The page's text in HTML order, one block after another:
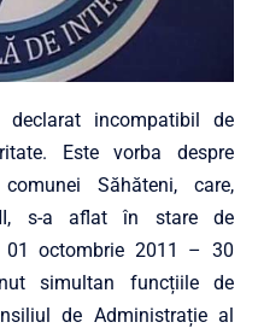
incompatibil de
Este vorba despre
Săhăteni, care,
s-a aflat în stare de
01 octombrie 2011 – 30
simultan funcțiile de
de Administrație al